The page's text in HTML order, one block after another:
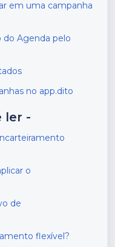
em uma campanha
do Agenda pelo
no app.dito
ler -
o
de
flexível?